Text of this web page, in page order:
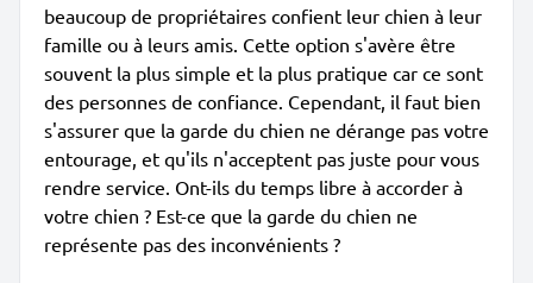
beaucoup de propriétaires confient leur chien à leur
famille ou à leurs amis. Cette option s'avère être
souvent la plus simple et la plus pratique car ce sont
des personnes de confiance. Cependant, il faut bien
s'assurer que la garde du chien ne dérange pas votre
entourage, et qu'ils n'acceptent pas juste pour vous
rendre service. Ont-ils du temps libre à accorder à
votre chien ? Est-ce que la garde du chien ne
représente pas des inconvénients ?